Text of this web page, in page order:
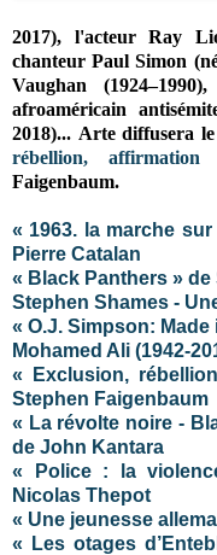
2017), l'acteur Ray
chanteur Paul Simon
Vaughan
afroaméricain
2018)... Arte diffusera
rébellion,
Faigenbaum.
« 1963. la marche
Pierre Catalan
« Black Panthers »
Stephen Shames -
« O.J. Simpson:
Mohamed Ali (1942-
« Exclusion,
Stephen Faigenbaum
« La révolte noire -
de John Kantara
« Police : la
Nicolas Thepot
« Une jeunesse
« Les otages